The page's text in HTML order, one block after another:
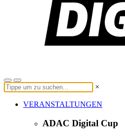
×
VERANSTALTUNGEN
ADAC Digital Cup